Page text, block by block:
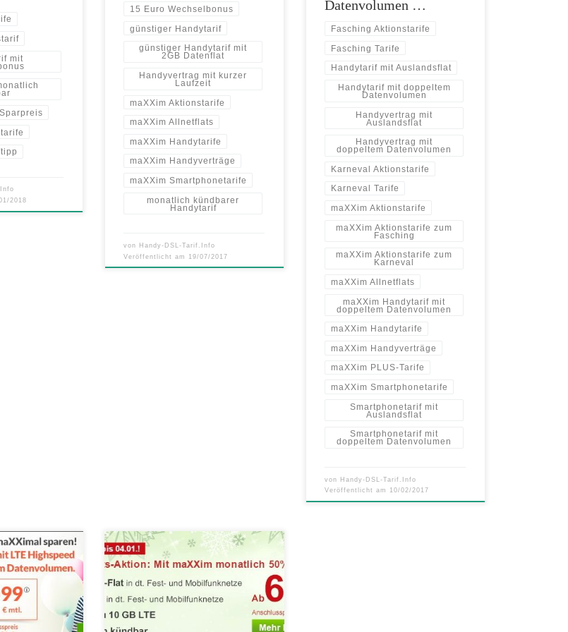
mit
2018
15 Euro Wechselbonus
günstiger Handytarif
günstiger Handytarif mit
2GB Datenflat
Handyvertrag mit kurzer
Laufzeit
maXXim Aktionstarife
maXXim Allnetflats
maXXim Handytarife
maXXim Handyverträge
maXXim Smartphonetarife
monatlich kündbarer
Handytarif
von Handy-DSL-Tarif.Info
Veröffentlicht am 19/07/2017
Datenvolumen …
Fasching Aktionstarife
Fasching Tarife
Handytarif mit Auslandsflat
Handytarif mit doppeltem
Datenvolumen
Handyvertrag mit
Auslandsflat
Handyvertrag mit
doppeltem Datenvolumen
Karneval Aktionstarife
Karneval Tarife
maXXim Aktionstarife
maXXim Aktionstarife zum
Fasching
maXXim Aktionstarife zum
Karneval
maXXim Allnetflats
maXXim Handytarif mit
doppeltem Datenvolumen
maXXim Handytarife
maXXim Handyverträge
maXXim PLUS-Tarife
maXXim Smartphonetarife
Smartphonetarif mit
Auslandsflat
Smartphonetarif mit
doppeltem Datenvolumen
von Handy-DSL-Tarif.Info
Veröffentlicht am 10/02/2017
– LTE
mit doppeltem
Tarife
sie
Figur: LTE
PLUS. Die
Xmas-Aktion bei maXXim: LTE Allnet-
Flats 50% günstiger Bei der Drillisch-
Marke maXXim ist schon jetzt
Bescherung. Ab sofort gibt es für
Neukunden bei allen LTE Allnet-Flats
die Hälfte des Monatspreises geschenkt